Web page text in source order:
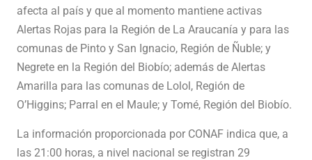
afecta al país y que al momento mantiene activas
Alertas Rojas para la Región de La Araucanía y para las
comunas de Pinto y San Ignacio, Región de Ñuble; y
Negrete en la Región del Biobío; además de Alertas
Amarilla para las comunas de Lolol, Región de
O’Higgins; Parral en el Maule; y Tomé, Región del Biobío.
La información proporcionada por CONAF indica que, a
las 21:00 horas, a nivel nacional se registran 29